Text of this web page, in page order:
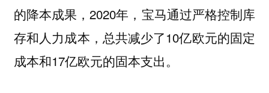
的降本成果，2020年，宝马通过严格控制库
存和人力成本，总共减少了10亿欧元的固定
成本和17亿欧元的固本支出。